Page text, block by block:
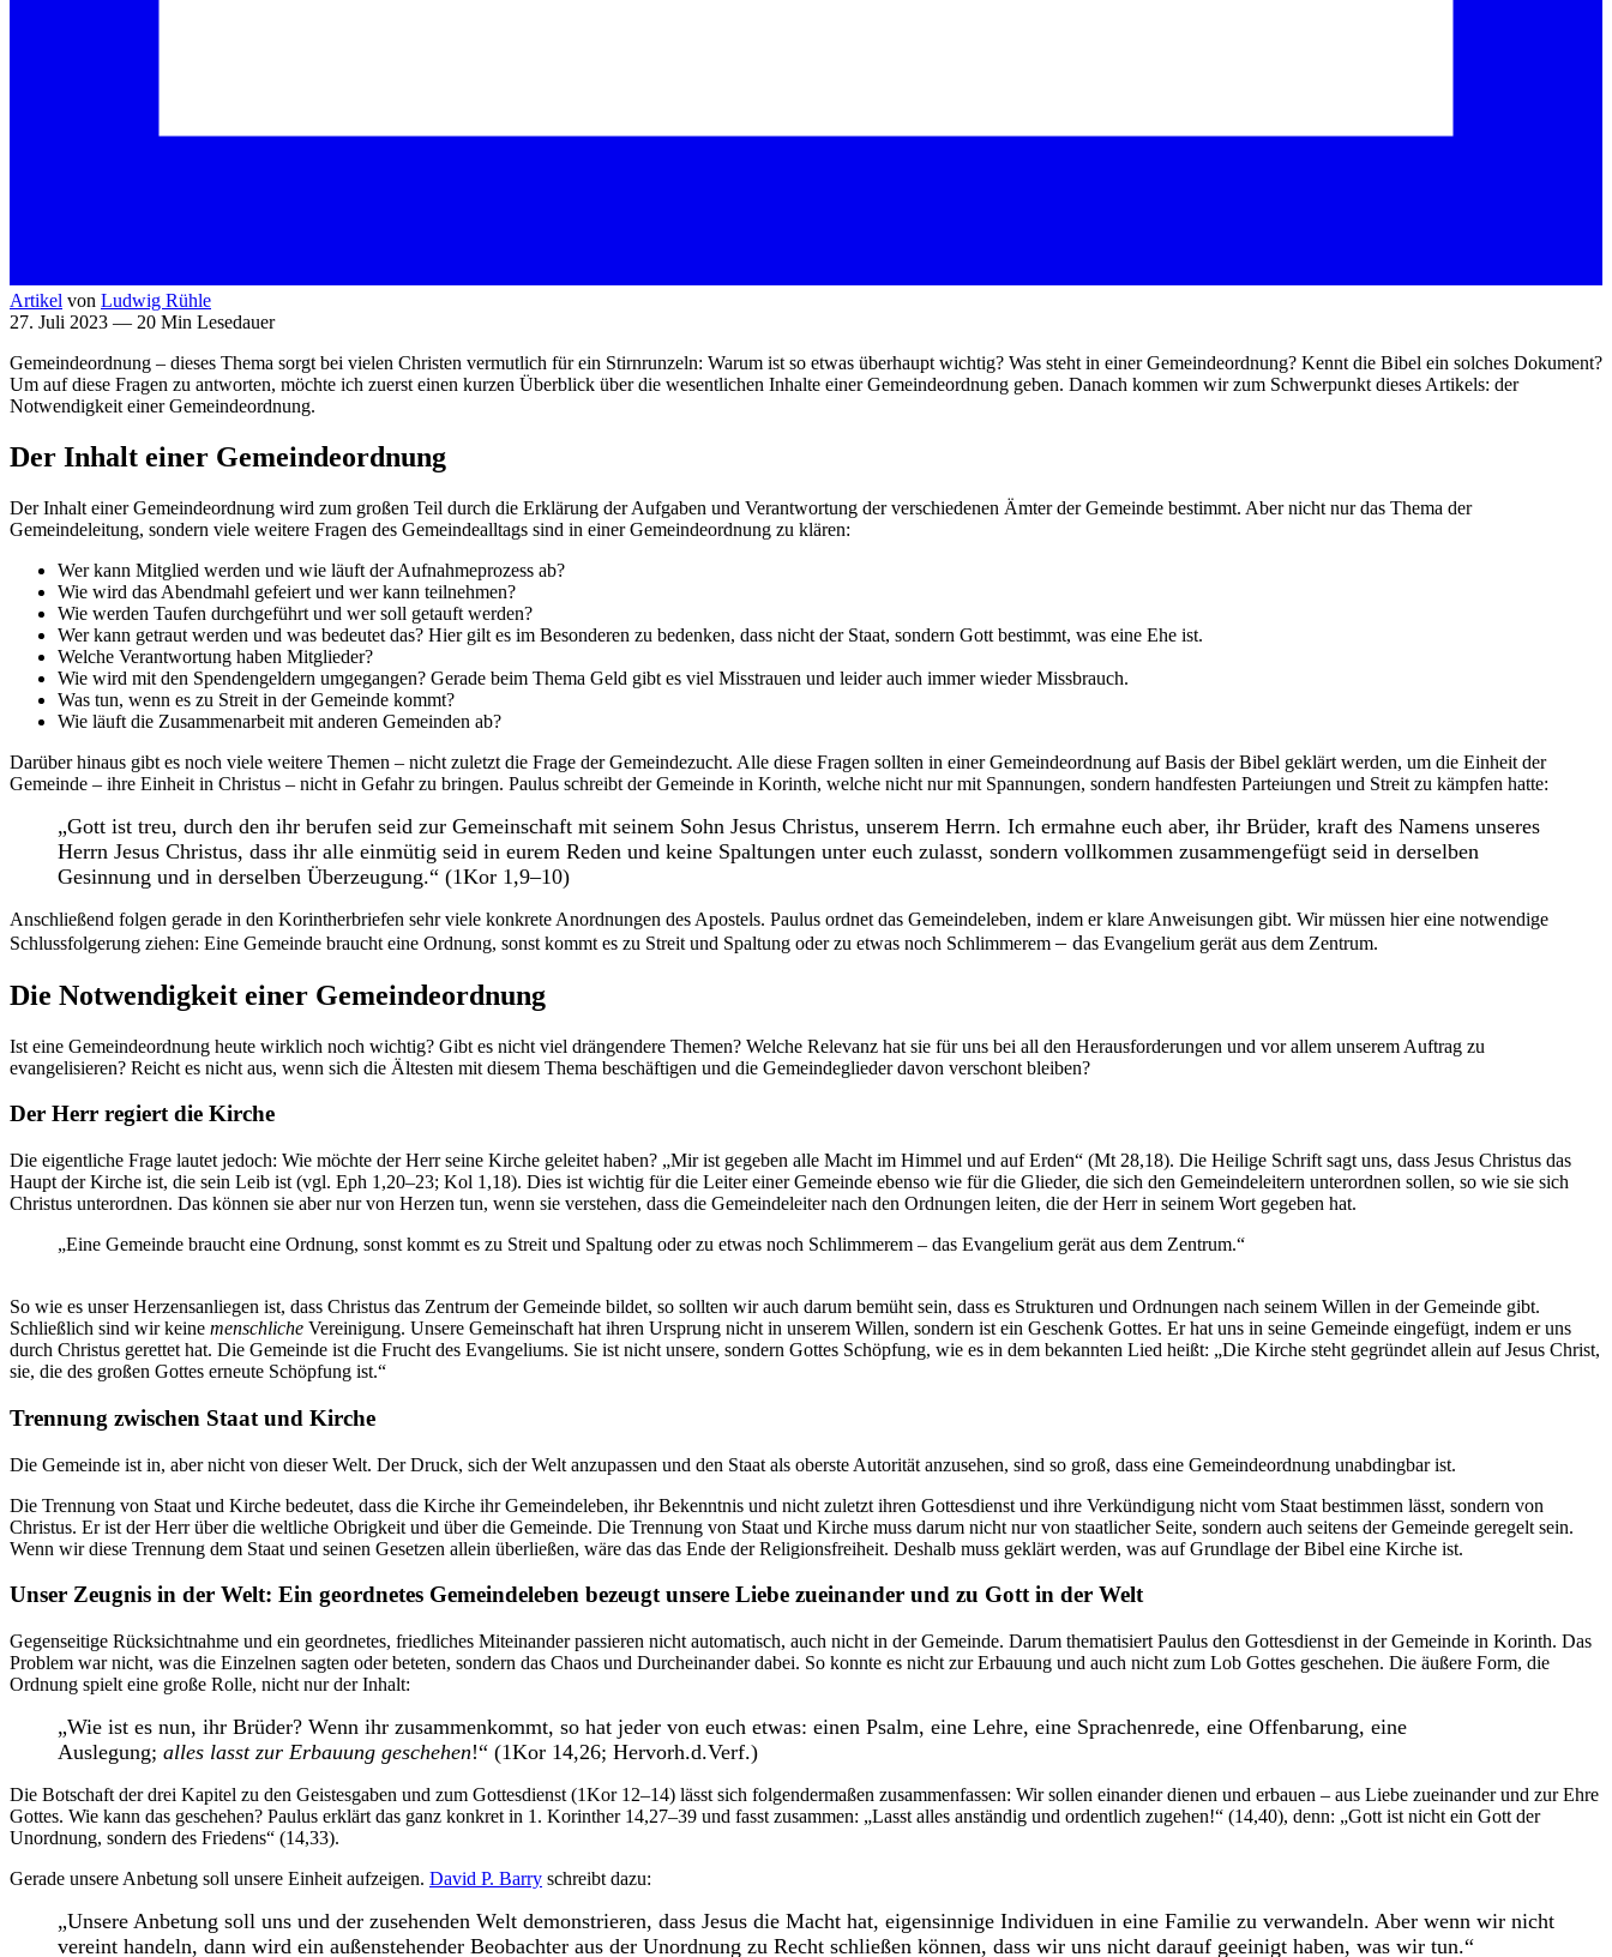
Artikel von Ludwig Rühle
27. Juli 2023 — 20 Min Lesedauer
Gemeindeordnung – dieses Thema sorgt bei vielen Christen vermutlich für ein Stirnrunzeln: Warum ist so etwas überhaupt wichtig? Was steht in einer Gemeindeordnung? Kennt die Bibel ein solches Dokument?
Um auf diese Fragen zu antworten, möchte ich zuerst einen kurzen Überblick über die wesentlichen Inhalte einer Gemeindeordnung geben. Danach kommen wir zum Schwerpunkt dieses Artikels: der
Notwendigkeit einer Gemeindeordnung.
Der Inhalt einer Gemeindeordnung
Der Inhalt einer Gemeindeordnung wird zum großen Teil durch die Erklärung der Aufgaben und Verantwortung der verschiedenen Ämter der Gemeinde bestimmt. Aber nicht nur das Thema der
Gemeindeleitung, sondern viele weitere Fragen des Gemeindealltags sind in einer Gemeindeordnung zu klären:
Wer kann Mitglied werden und wie läuft der Aufnahmeprozess ab?
Wie wird das Abendmahl gefeiert und wer kann teilnehmen?
Wie werden Taufen durchgeführt und wer soll getauft werden?
Wer kann getraut werden und was bedeutet das? Hier gilt es im Besonderen zu bedenken, dass nicht der Staat, sondern Gott bestimmt, was eine Ehe ist.
Welche Verantwortung haben Mitglieder?
Wie wird mit den Spendengeldern umgegangen? Gerade beim Thema Geld gibt es viel Misstrauen und leider auch immer wieder Missbrauch.
Was tun, wenn es zu Streit in der Gemeinde kommt?
Wie läuft die Zusammenarbeit mit anderen Gemeinden ab?
Darüber hinaus gibt es noch viele weitere Themen – nicht zuletzt die Frage der Gemeindezucht. Alle diese Fragen sollten in einer Gemeindeordnung auf Basis der Bibel geklärt werden, um die Einheit der
Gemeinde – ihre Einheit in Christus – nicht in Gefahr zu bringen. Paulus schreibt der Gemeinde in Korinth, welche nicht nur mit Spannungen, sondern handfesten Parteiungen und Streit zu kämpfen hatte:
„Gott ist treu, durch den ihr berufen seid zur Gemeinschaft mit seinem Sohn Jesus Christus, unserem Herrn. Ich ermahne euch aber, ihr Brüder, kraft des Namens unseres
Herrn Jesus Christus, dass ihr alle einmütig seid in eurem Reden und keine Spaltungen unter euch zulasst, sondern vollkommen zusammengefügt seid in derselben
Gesinnung und in derselben Überzeugung.“ (1Kor 1,9–10)
Anschließend folgen gerade in den Korintherbriefen sehr viele konkrete Anordnungen des Apostels. Paulus ordnet das Gemeindeleben, indem er klare Anweisungen gibt. Wir müssen hier eine notwendige
Schlussfolgerung ziehen: Eine Gemeinde braucht eine Ordnung, sonst kommt es zu Streit und Spaltung oder zu etwas noch Schlimmerem– das Evangelium gerät aus dem Zentrum.
Die Notwendigkeit einer Gemeindeordnung
Ist eine Gemeindeordnung heute wirklich noch wichtig? Gibt es nicht viel drängendere Themen? Welche Relevanz hat sie für uns bei all den Herausforderungen und vor allem unserem Auftrag zu
evangelisieren? Reicht es nicht aus, wenn sich die Ältesten mit diesem Thema beschäftigen und die Gemeindeglieder davon verschont bleiben?
Der Herr regiert die Kirche
Die eigentliche Frage lautet jedoch: Wie möchte der Herr seine Kirche geleitet haben? „Mir ist gegeben alle Macht im Himmel und auf Erden“ (Mt 28,18). Die Heilige Schrift sagt uns, dass Jesus Christus das
Haupt der Kirche ist, die sein Leib ist (vgl. Eph 1,20–23; Kol 1,18). Dies ist wichtig für die Leiter einer Gemeinde ebenso wie für die Glieder, die sich den Gemeindeleitern unterordnen sollen, so wie sie sich
Christus unterordnen. Das können sie aber nur von Herzen tun, wenn sie verstehen, dass die Gemeindeleiter nach den Ordnungen leiten, die der Herr in seinem Wort gegeben hat.
„Eine Gemeinde braucht eine Ordnung, sonst kommt es zu Streit und Spaltung oder zu etwas noch Schlimmerem – das Evangelium gerät aus dem Zentrum.“
So wie es unser Herzensanliegen ist, dass Christus das Zentrum der Gemeinde bildet, so sollten wir auch darum bemüht sein, dass es Strukturen und Ordnungen nach seinem Willen in der Gemeinde gibt.
Schließlich sind wir keine menschliche Vereinigung. Unsere Gemeinschaft hat ihren Ursprung nicht in unserem Willen, sondern ist ein Geschenk Gottes. Er hat uns in seine Gemeinde eingefügt, indem er uns
durch Christus gerettet hat. Die Gemeinde ist die Frucht des Evangeliums. Sie ist nicht unsere, sondern Gottes Schöpfung, wie es in dem bekannten Lied heißt: „Die Kirche steht gegründet allein auf Jesus Christ,
sie, die des großen Gottes erneute Schöpfung ist.“
Trennung zwischen Staat und Kirche
Die Gemeinde ist in, aber nicht von dieser Welt. Der Druck, sich der Welt anzupassen und den Staat als oberste Autorität anzusehen, sind so groß, dass eine Gemeindeordnung unabdingbar ist.
Die Trennung von Staat und Kirche bedeutet, dass die Kirche ihr Gemeindeleben, ihr Bekenntnis und nicht zuletzt ihren Gottesdienst und ihre Verkündigung nicht vom Staat bestimmen lässt, sondern von
Christus. Er ist der Herr über die weltliche Obrigkeit und über die Gemeinde. Die Trennung von Staat und Kirche muss darum nicht nur von staatlicher Seite, sondern auch seitens der Gemeinde geregelt sein.
Wenn wir diese Trennung dem Staat und seinen Gesetzen allein überließen, wäre das das Ende der Religionsfreiheit. Deshalb muss geklärt werden, was auf Grundlage der Bibel eine Kirche ist.
Unser Zeugnis in der Welt: Ein geordnetes Gemeindeleben bezeugt unsere Liebe zueinander und zu Gott in der Welt
Gegenseitige Rücksichtnahme und ein geordnetes, friedliches Miteinander passieren nicht automatisch, auch nicht in der Gemeinde. Darum thematisiert Paulus den Gottesdienst in der Gemeinde in Korinth. Das
Problem war nicht, was die Einzelnen sagten oder beteten, sondern das Chaos und Durcheinander dabei. So konnte es nicht zur Erbauung und auch nicht zum Lob Gottes geschehen. Die äußere Form, die
Ordnung spielt eine große Rolle, nicht nur der Inhalt:
„Wie ist es nun, ihr Brüder? Wenn ihr zusammenkommt, so hat jeder von euch etwas: einen Psalm, eine Lehre, eine Sprachenrede, eine Offenbarung, eine
Auslegung; alles lasst zur Erbauung geschehen!“ (1Kor 14,26; Hervorh.d.Verf.)
Die Botschaft der drei Kapitel zu den Geistesgaben und zum Gottesdienst (1Kor 12–14) lässt sich folgendermaßen zusammenfassen: Wir sollen einander dienen und erbauen – aus Liebe zueinander und zur Ehre
Gottes. Wie kann das geschehen? Paulus erklärt das ganz konkret in 1. Korinther 14,27–39 und fasst zusammen: „Lasst alles anständig und ordentlich zugehen!“ (14,40), denn: „Gott ist nicht ein Gott der
Unordnung, sondern des Friedens“ (14,33).
Gerade unsere Anbetung soll unsere Einheit aufzeigen. David P. Barry schreibt dazu:
„Unsere Anbetung soll uns und der zusehenden Welt demonstrieren, dass Jesus die Macht hat, eigensinnige Individuen in eine Familie zu verwandeln. Aber wenn wir nicht
vereint handeln, dann wird ein außenstehender Beobachter aus der Unordnung zu Recht schließen können, dass wir uns nicht darauf geeinigt haben, was wir tun.“